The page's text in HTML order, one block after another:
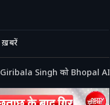
ख़बरें
Singh को Bhopal